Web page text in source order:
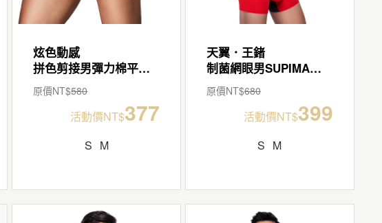
炫色動感
拼色剪接男彈力棉平口褲
原價NT$580
活動價NT$377
S M
天翼．王鍺
制菌網眼男SUPIMA棉平口褲
原價NT$680
活動價NT$399
S M